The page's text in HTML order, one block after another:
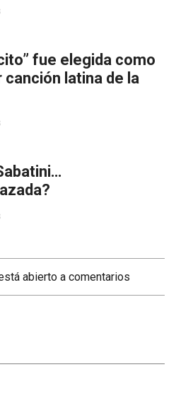
fue elegida como
canción latina de la
abierto a comentarios